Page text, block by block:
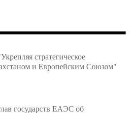
стратегическое
и Европейским Союзом"
государств ЕАЭС об